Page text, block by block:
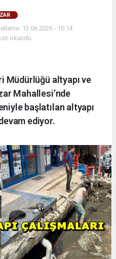
13.06.2026 - 10:14
okundu.
Müdürlüğü altyapı ve
Mahallesi’nde
başlatılan altyapı
ediyor.